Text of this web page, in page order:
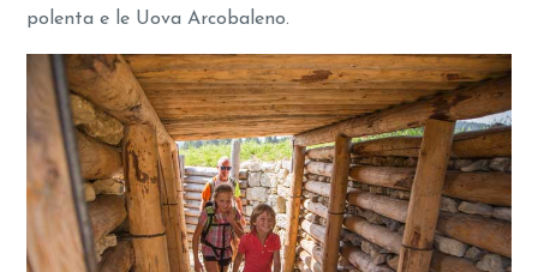
polenta e le Uova Arcobaleno.